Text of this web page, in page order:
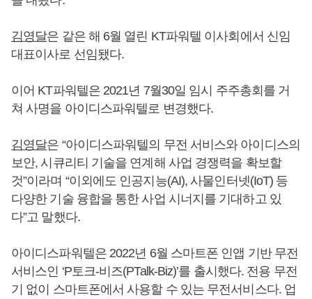
김영달은 같은 해 6월 열린 KT파워텔 이사회에서 신임
대표이사로 선임됐다.
이어 KT파워텔은 2021년 7월30일 임시 주주총회를 거
쳐 사명을 아이디스파워텔로 변경했다.
김영달은 “아이디스파워텔의 무전 서비스와 아이디스의
보안, 시큐리티 기술을 연계해 사업 경쟁력을 확보할
것”이라며 “이외에도 인공지능(AI), 사물인터넷(IoT) 등
다양한 기술 융합을 통한 사업 시너지를 기대하고 있
다”고 말했다.
아이디스파워텔은 2022년 6월 스마트폰 인앱 기반 무전
서비스인 ‘P토크-비즈(PTalk-Biz)’를 출시했다. 전용 무전
기 없이 스마트폰에서 사용할 수 있는 무전서비스다. 업